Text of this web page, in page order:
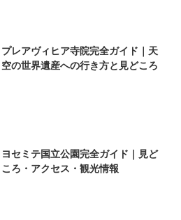
プレアヴィヒア寺院完全ガイド｜天
空の世界遺産への行き方と見どころ
ヨセミテ国立公園完全ガイド｜見ど
ころ・アクセス・観光情報